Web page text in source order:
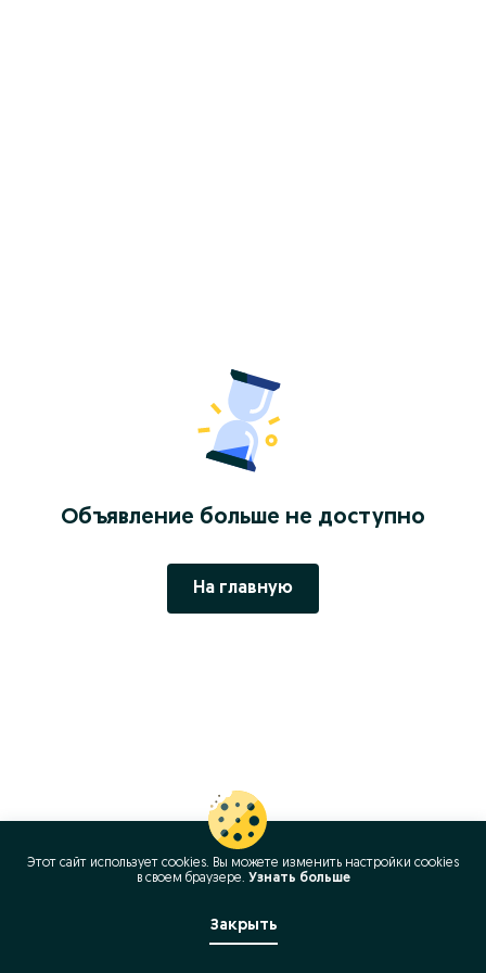
Объявление больше не доступно
На главную
Этот сайт использует cookies. Вы можете изменить настройки cookies
в своeм браузере. Узнать больше
Закрыть